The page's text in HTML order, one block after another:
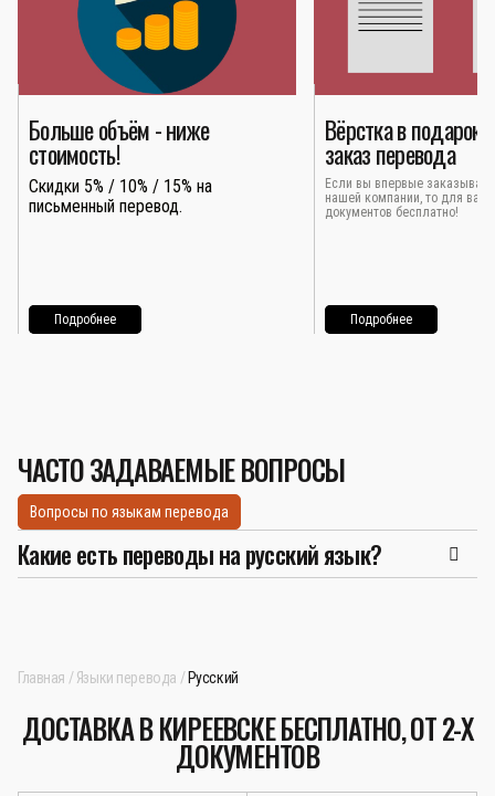
Больше объём - ниже
стоимость!
Скидки 5% / 10% / 15% на
письменный перевод.
Подробнее
Вёрстка в подарок
заказ перевода
Если вы впервые
нашей компании, то для вас
документов бесплатно!
Подробнее
ЧАСТО ЗАДАВАЕМЫЕ ВОПРОСЫ
Вопросы по языкам перевода
Какие есть переводы на русский язык?
Главная Языки перевода Русский
ДОСТАВКА В КИРЕЕВСКЕ БЕСПЛАТНО, ОТ 2-Х
ДОКУМЕНТОВ